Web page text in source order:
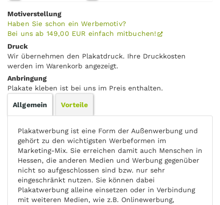
Motiverstellung
Haben Sie schon ein Werbemotiv?
Bei uns ab 149,00 EUR einfach mitbuchen!
Druck
Wir übernehmen den Plakatdruck. Ihre Druckkosten
werden im Warenkorb angezeigt.
Anbringung
Plakate kleben ist bei uns im Preis enthalten.
Allgemein Vorteile
Plakatwerbung ist eine Form der Außenwerbung und
gehört zu den wichtigsten Werbeformen im
Marketing-Mix. Sie erreichen damit auch Menschen in
Hessen, die anderen Medien und Werbung gegenüber
nicht so aufgeschlossen sind bzw. nur sehr
eingeschränkt nutzen. Sie können dabei
Plakatwerbung alleine einsetzen oder in Verbindung
mit weiteren Medien, wie z.B. Onlinewerbung,